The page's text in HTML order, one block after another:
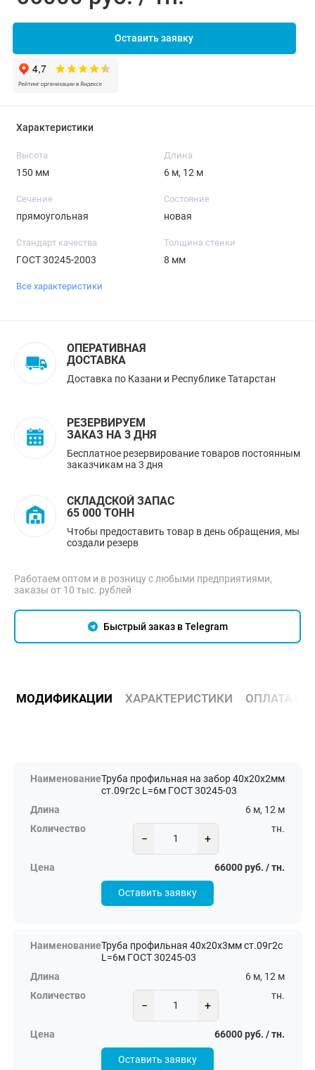
Оставить заявку
Характеристики
Высота
150 мм
Длина
6 м, 12 м
Сечение
прямоугольная
Состояние
новая
Стандарт качества
ГОСТ 30245-2003
Толщина стенки
8 мм
Все характеристики
ОПЕРАТИВНАЯ
ДОСТАВКА
Доставка по Казани и Республике Татарстан
РЕЗЕРВИРУЕМ
ЗАКАЗ НА 3 ДНЯ
Бесплатное резервирование товаров постоянным
заказчикам на 3 дня
СКЛАДСКОЙ ЗАПАС
65 000 ТОНН
Чтобы предоставить товар в день обращения, мы
создали резерв
Работаем оптом и в розницу с любыми предприятиями,
заказы от 10 тыс. рублей
Быстрый заказ в Telegram
МОДИФИКАЦИИ ХАРАКТЕРИСТИКИ ОПЛАТА И
Труба профильная на забор 40х20х2мм
ст.09г2с L=6м ГОСТ 30245-03
6 м, 12 м
− +
тн.
66000 руб. / тн.
Оставить заявку
Труба профильная 40х20х3мм ст.09г2с
L=6м ГОСТ 30245-03
6 м, 12 м
− +
тн.
66000 руб. / тн.
Оставить заявку